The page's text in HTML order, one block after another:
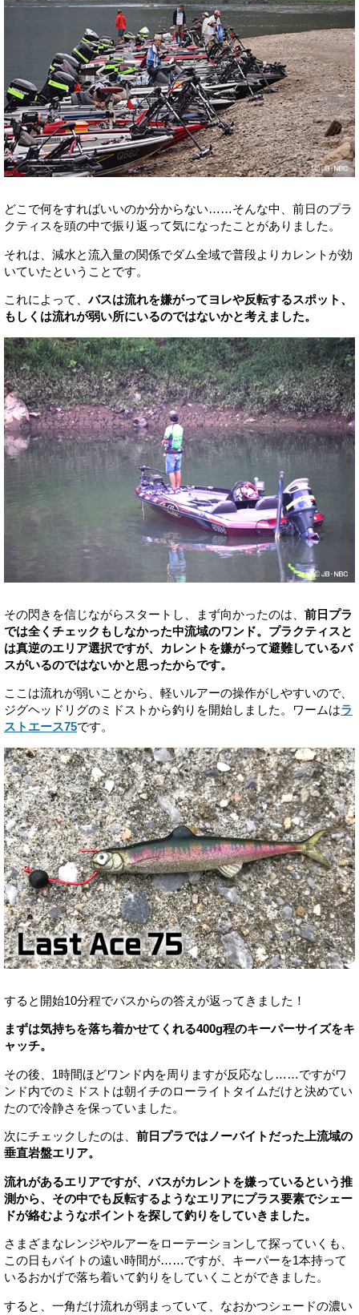
どこで何をすればいいのか分からない……そんな中、前日のプラ
クティスを頭の中で振り返って気になったことがありました。
それは、減水と流入量の関係でダム全域で普段よりカレントが効
いていたということです。
これによって、 バスは流れを嫌がってヨレや反転するスポット、
もしくは流れが弱い所にいるのではないかと考えました。
その閃きを信じながらスタートし、まず向かったのは、 前日プラ
では全くチェックもしなかった中流域のワンド。プラクティスと
は真逆のエリア選択ですが、カレントを嫌がって避難しているバ
スがいるのではないかと思ったからです。
ここは流れが弱いことから、軽いルアーの操作がしやすいので、
ジグヘッドリグのミドストから釣りを開始しました。ワームはラ
ストエース75です。
すると開始10分程でバスからの答えが返ってきました！
まずは気持ちを落ち着かせてくれる400g程のキーパーサイズをキ
ャッチ。
その後、1時間ほどワンド内を周りますが反応なし……ですがワ
ンド内でのミドストは朝イチのローライトタイムだけと決めてい
たので冷静さを保っていました。
次にチェックしたのは、 前日プラではノーバイトだった上流域の
垂直岩盤エリア。
流れがあるエリアですが、バスがカレントを嫌っているという推
測から、その中でも反転するようなエリアにプラス要素でシェー
ドが絡むようなポイントを探して釣りをしていきました。
さまざまなレンジやルアーをローテーションして探っていくも、
この日もバイトの遠い時間が……ですが、キーパーを1本持って
いるおかげで落ち着いて釣りをしていくことができました。
すると、一角だけ流れが弱まっていて、なおかつシェードの濃い